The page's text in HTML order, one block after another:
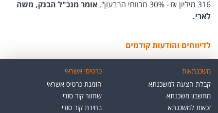
316 מיליון ₪ - 30% מרווחי הרבעון",
אומר מנכ"ל הבנק, משה
לארי.
לדיווחים והודעות קודמים
משכנתאות
קבלת הצעה למשכנתא
מחשבון משכנתא
זכאות למשכנתא
כרטיסי אשראי
הזמנת כרטיס אשראי
שחזור קוד סודי
בחירת קוד סודי